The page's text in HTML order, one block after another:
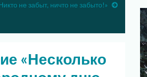
не забыт, ничто не забыто!»
«Несколько